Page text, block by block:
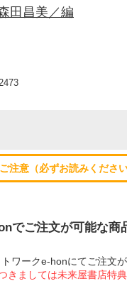
田昌美／編
注意（必ずお読みください
でご注文が可能な商
ワークe-honにてご注文
ましては未来屋書店特